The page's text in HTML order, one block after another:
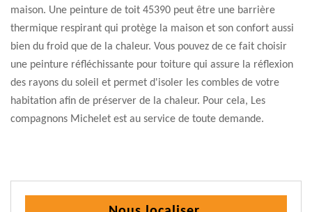
maison. Une peinture de toit 45390 peut être une barrière
thermique respirant qui protège la maison et son confort aussi
bien du froid que de la chaleur. Vous pouvez de ce fait choisir
une peinture réfléchissante pour toiture qui assure la réflexion
des rayons du soleil et permet d'isoler les combles de votre
habitation afin de préserver de la chaleur. Pour cela, Les
compagnons Michelet est au service de toute demande.